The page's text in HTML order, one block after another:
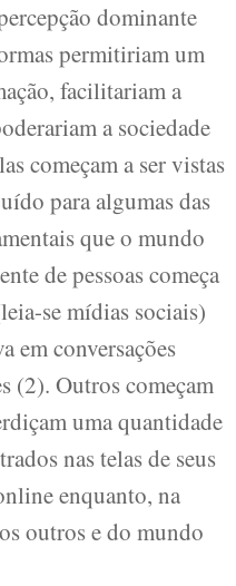
dominante
permitiriam um
facilitariam a
a sociedade
começam a ser vistas
para algumas das
que o mundo
de pessoas começa
se mídias sociais)
em conversações
(2). Outros começam
uma quantidade
nas telas de seus
enquanto, na
outros e do mundo